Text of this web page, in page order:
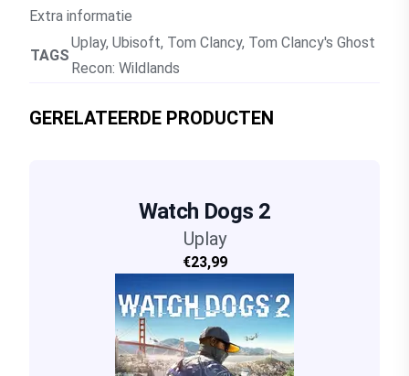
Extra informatie
TAGS
Uplay, Ubisoft, Tom Clancy, Tom Clancy's Ghost
Recon: Wildlands
GERELATEERDE PRODUCTEN
Watch Dogs 2
Uplay
€23,99